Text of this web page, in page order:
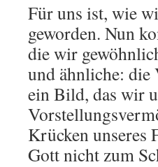
Für uns ist, wie
geworden. Nun
die wir
und ähnliche:
ein Bild, das wir
Krücken unseres
Gott nicht zum